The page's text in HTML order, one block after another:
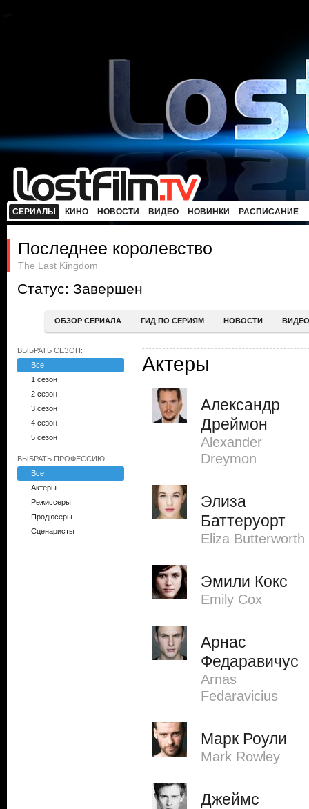
СЕРИАЛЫ КИНО НОВОСТИ ВИДЕО НОВИНКИ РАСПИСАНИЕ
Последнее королевство
The Last Kingdom
Статус: Завершен
ОБЗОР СЕРИАЛА ГИД ПО СЕРИЯМ НОВОСТИ ВИДЕО
ВЫБРАТЬ СЕЗОН:
Все
1 сезон
2 сезон
3 сезон
4 сезон
5 сезон
ВЫБРАТЬ ПРОФЕССИЮ:
Все
Актеры
Режиссеры
Продюсеры
Сценаристы
Актеры
Александр
Дреймон
Alexander
Dreymon
Элиза
Баттеруорт
Eliza Butterworth
Эмили Кокс
Emily Cox
Арнас
Федаравичус
Arnas
Fedaravicius
Марк Роули
Mark Rowley
Джеймс